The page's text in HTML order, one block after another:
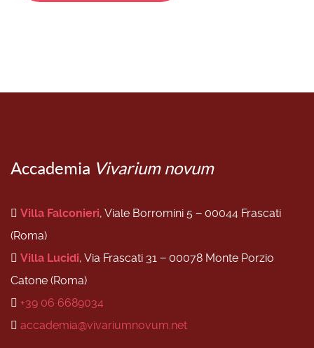
Accademia Vivarium novum
Villa Falconieri, Viale Borromini 5 − 00044 Frascati
(Roma)
Villa Lucidi, Via Frascati 31 − 00078 Monte Porzio
Catone (Roma)
+39 06 6689034
accademia@vivariumnovum.net